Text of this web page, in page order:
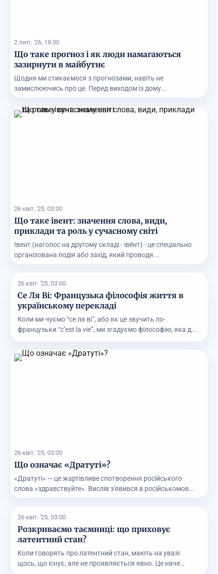
2 лип. '26, 18:30
Що таке прогноз і як люди намагаються
зазирнути в майбутнє
Щодня ми стикаємося з прогнозами, навіть не
замислюючись про це. Перед виходом із дому
26 квіт. '25, 03:00
Що таке івент: значення слова, види,
приклади та роль у сучасному світі
Івент (наголос на другому складі - іве́нт) - це спеціально
організована подія або захід, який проводя...
26 квіт. '25, 03:00
Се Ля Ві: Французька філософія життя в
українському перекладі
Коли ми чуємо “се ля ві”, або як це звучить по-
французьки “c’est la vie”, ми згадуємо філософію, яка д...
26 квіт. '25, 03:00
Що означає «Дратуті»?
«Дратуті» — це жартівливе спотворення російського
слова «здравствуйте». Вислів з'явився в російськомов...
26 квіт. '25, 03:00
Розкриваємо таємниці: що приховує
латентний стан?
Коли говорять про латентний стан, мають на увазі
щось, що існує, але не проявляється явно. Це наче